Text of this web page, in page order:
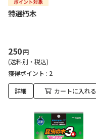
特選朽木
250円
(送料別・税込)
獲得ポイント : 2
詳細 カートに入れる